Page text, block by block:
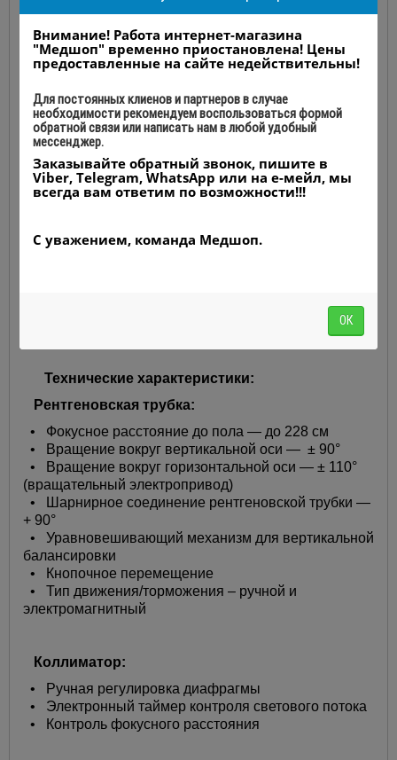
сможете не только сэкономить на оснащении
рентген-кабинета, но и более рационально
использовать полезное пространство. Стол
аппарата оснащен плавающей декой, положение
Прибор оснащен устройствами "Поттера-Букки" с
удобными съемными решетками отсеивания. Трубка
аппарата для рентгеноскопии также обладает
большой подвижностью — этим обусловлена
высокая эффективность прибора.
Последний в нашем списке, но не последний по
рентген-диагностический комплекс OPERA RT20
Технические характеристики:
Рентгеновская трубка:
• Фокусное расстояние до пола — до 228 см
•
Вращение вокруг вертикальной оси — ± 90°
•
Вращение вокруг горизонтальной оси — ± 110°
(вращательный электропривод)
•
Шарнирное соединение рентгеновской трубки —
+ 90°
• Уравновешивающий механизм для вертикальной
балансировки
•
Кнопочное перемещение
• Тип движения/торможения – ручной и
электромагнитный
Коллиматор:
•
Ручная регулировка диафрагмы
• Электронный таймер контроля светового потока
•
Контроль фокусного расстояния
Внимание! Работа интернет-магазина
"Медшоп" временно приостановлена! Цены
предоставленные на сайте недействительны!
Для постоянных клиенов и партнеров в случае
необходимости рекомендуем воспользоваться формой
обратной связи или написать нам в любой удобный
мессенджер.
Заказывайте обратный звонок, пишите в
Viber, Telegram, WhatsApp или на е-мейл, мы
всегда вам ответим по возможности!!!
С уважением, команда Медшоп.
ОК